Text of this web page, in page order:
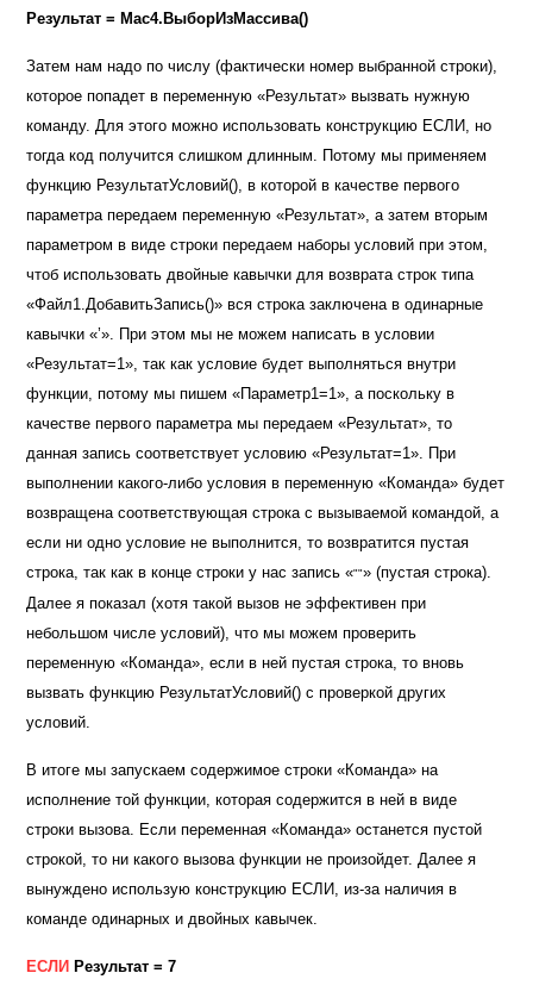
Результат = Мас4.ВыборИзМассива()
Затем нам надо по числу (фактически номер выбранной строки),
которое попадет в переменную «Результат» вызвать нужную
команду. Для этого можно использовать конструкцию ЕСЛИ, но
тогда код получится слишком длинным. Потому мы применяем
функцию РезультатУсловий(), в которой в качестве первого
параметра передаем переменную «Результат», а затем вторым
параметром в виде строки передаем наборы условий при этом,
чтоб использовать двойные кавычки для возврата строк типа
«Файл1.ДобавитьЗапись()» вся строка заключена в одинарные
кавычки«’». При этом мы не можем написать в условии
«Результат=1», так как условие будет выполняться внутри
функции, потому мы пишем «Параметр1=1», а поскольку в
качестве первого параметра мы передаем «Результат», то
данная запись соответствует условию «Результат=1». При
выполнении какого-либо условия в переменную «Команда» будет
возвращена соответствующая строка с вызываемой командой, а
если ни одно условие не выполнится, то возвратится пустая
строка, так как в конце строки у нас запись «""» (пустая строка).
Далее я показал (хотя такой вызов не эффективен при
небольшом числе условий), что мы можем проверить
переменную «Команда», если в ней пустая строка, то вновь
вызвать функцию РезультатУсловий() с проверкой других
условий.
В итоге мы запускаем содержимое строки «Команда» на
исполнение той функции, которая содержится в ней в виде
строки вызова. Если переменная «Команда» останется пустой
строкой, то ни какого вызова функции не произойдет. Далее я
вынуждено использую конструкцию ЕСЛИ, из-за наличия в
команде одинарных и двойных кавычек.
ЕСЛИ Результат = 7